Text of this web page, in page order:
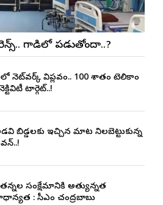
గాడిలో పడుతోందా..?
నెట్‌వర్క్ విప్లవం.. 100 శాతం టెలికాం
టార్గెట్..!
బిడ్డలకు ఇచ్చిన మాట నిలబెట్టుకున్న
సంక్షేమానికి అత్యున్నత
: సీఎం చంద్రబాబు